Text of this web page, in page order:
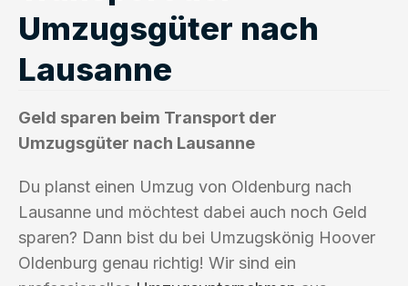
Umzugsgüter nach
Lausanne
Geld sparen beim Transport der
Umzugsgüter nach Lausanne
Du planst einen Umzug von Oldenburg nach
Lausanne und möchtest dabei auch noch Geld
sparen? Dann bist du bei Umzugskönig Hoover
Oldenburg genau richtig! Wir sind ein